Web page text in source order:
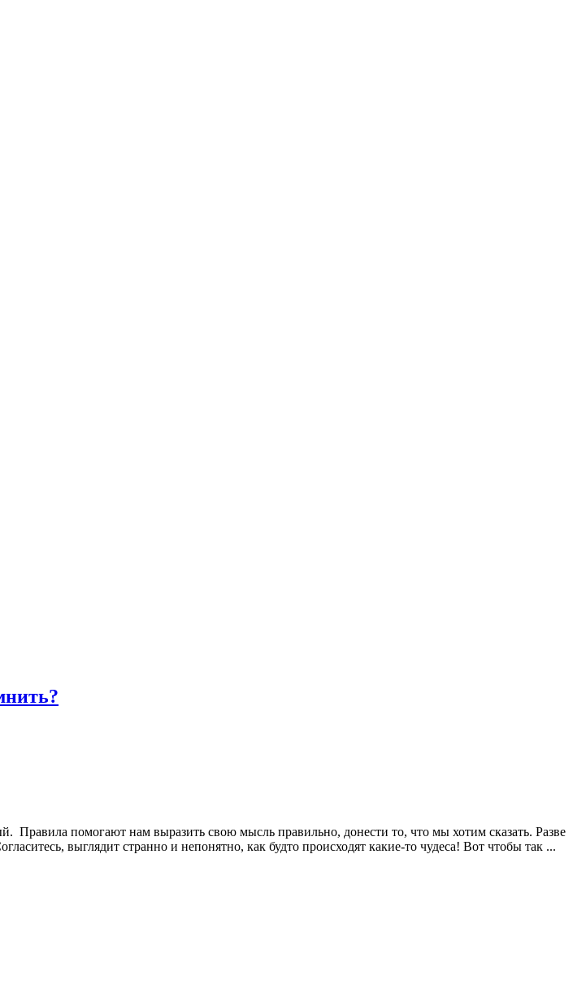
помогают нам выразить свою мысль правильно, донести то, что мы хотим сказать. Разве
выглядит странно и непонятно, как будто происходят какие-то чудеса! Вот чтобы так ...